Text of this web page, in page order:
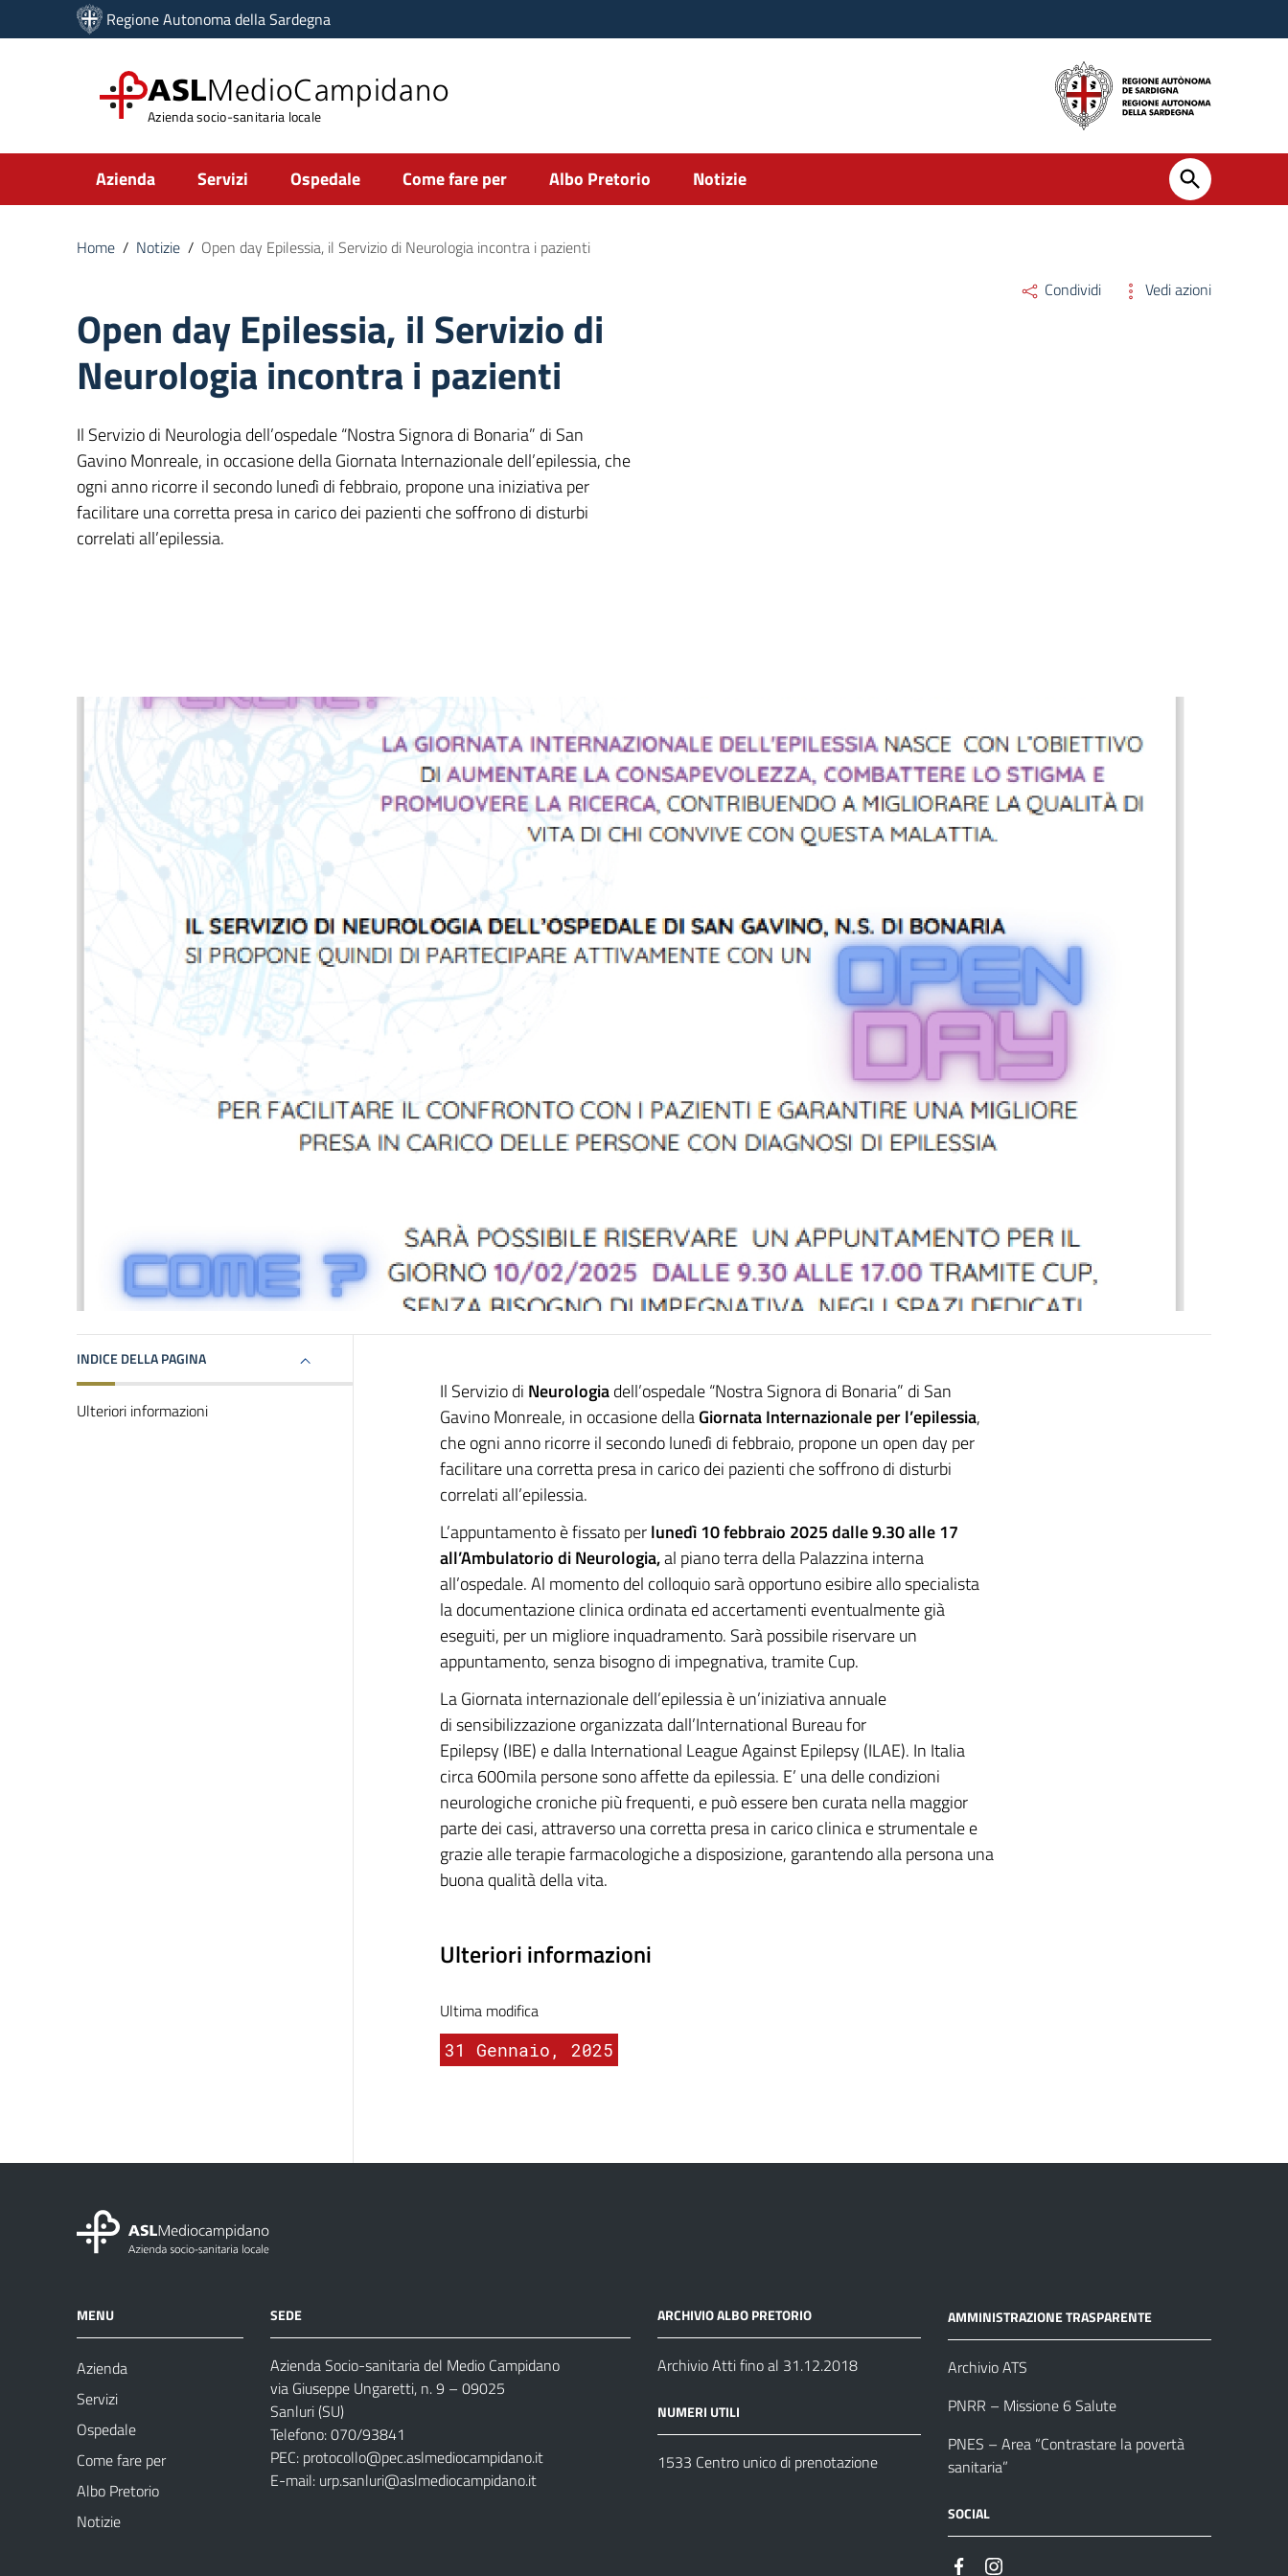
Vai ai contenuti
Vai al menu di navigazione
Regione Autonoma della Sardegna
ASLMedioCampidano
Azienda socio-sanitaria locale
Submenu
Azienda Servizi Ospedale Come fare per Albo Pretorio Notizie
Home / Notizie / Open day Epilessia, il Servizio di Neurologia incontra i pazienti
Open day Epilessia, il Servizio di
Neurologia incontra i pazienti
Il Servizio di Neurologia dell’ospedale “Nostra Signora di Bonaria” di San
Gavino Monreale, in occasione della Giornata Internazionale dell’epilessia, che
ogni anno ricorre il secondo lunedì di febbraio, propone una iniziativa per
facilitare una corretta presa in carico dei pazienti che soffrono di disturbi
correlati all’epilessia.
Condividi Vedi azioni
INDICE DELLA PAGINA
Ulteriori informazioni
Il Servizio di Neurologiadell’ospedale “Nostra Signora di Bonaria” di San
Gavino Monreale, in occasione dellaGiornata Internazionale per l’epilessia,
che ogni anno ricorre il secondo lunedì di febbraio, propone un open day per
facilitare una corretta presa in carico dei pazienti che soffrono di disturbi
correlati all’epilessia.
L’appuntamento è fissato perlunedì 10 febbraio 2025 dalle 9.30 alle 17
all’Ambulatorio di Neurologia,al piano terra della Palazzina interna
all’ospedale. Al momento del colloquio sarà opportuno esibire allo specialista
la documentazione clinica ordinata ed accertamenti eventualmente già
eseguiti, per un migliore inquadramento. Sarà possibile riservare un
appuntamento, senza bisogno di impegnativa, tramite Cup.
La Giornata internazionale dell’epilessia è un’iniziativa annuale
di sensibilizzazione organizzata dall’International Bureau for
Epilepsy (IBE) e dalla International League Against Epilepsy (ILAE). In Italia
circa 600mila persone sono affette da epilessia. E’ una delle condizioni
neurologiche croniche più frequenti, e può essere ben curata nella maggior
parte dei casi, attraverso una corretta presa in carico clinica e strumentale e
grazie alle terapie farmacologiche a disposizione, garantendo alla persona una
buona qualità della vita.
Ulteriori informazioni
Ultima modifica
31 Gennaio, 2025
MENU
Azienda
Servizi
Ospedale
Come fare per
Albo Pretorio
Notizie
SEDE
Azienda Socio-sanitaria del Medio Campidano
via Giuseppe Ungaretti, n. 9 – 09025
Sanluri (SU)
Telefono: 070/93841
PEC: protocollo@pec.aslmediocampidano.it
E-mail: urp.sanluri@aslmediocampidano.it
ARCHIVIO ALBO PRETORIO
Archivio Atti fino al 31.12.2018
NUMERI UTILI
1533 Centro unico di prenotazione
AMMINISTRAZIONE TRASPARENTE
Archivio ATS
PNRR – Missione 6 Salute
PNES – Area “Contrastare la povertà
sanitaria”
SOCIAL